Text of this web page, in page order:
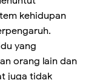
kehidupan
yang
orang lain dan
juga tidak